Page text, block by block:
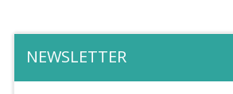
NEWSLETTER